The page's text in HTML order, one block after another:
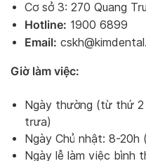
Cơ sở 3: 270 Quang
Hotline: 1900 6899
Email:
Giờ làm việc:
Ngày thường (từ thứ
trưa)
Ngày Chủ nhật: 8-20h
Ngày lễ làm việc bình